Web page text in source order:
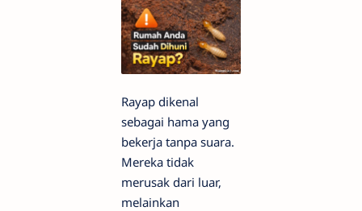
Rayap dikenal
sebagai hama yang
bekerja tanpa suara.
Mereka tidak
merusak dari luar,
melainkan